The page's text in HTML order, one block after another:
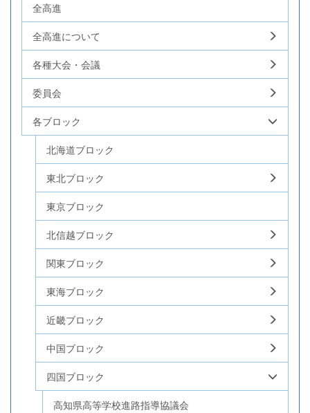
全高進
全高進について
各種大会・会議
委員会
各ブロック
北海道ブロック
東北ブロック
東京ブロック
北信越ブロック
関東ブロック
東海ブロック
近畿ブロック
中国ブロック
四国ブロック
高知県高等学校進路指導協議会